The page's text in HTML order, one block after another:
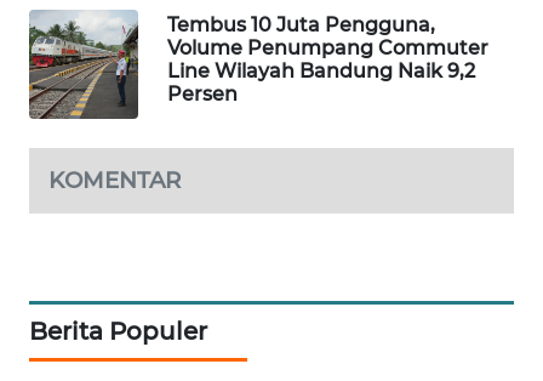
Tembus 10 Juta Pengguna,
Volume Penumpang Commuter
Line Wilayah Bandung Naik 9,2
Persen
KOMENTAR
Berita Populer
JAKARTA
NEWS
KRT
KARING
NEWS
MARITIM